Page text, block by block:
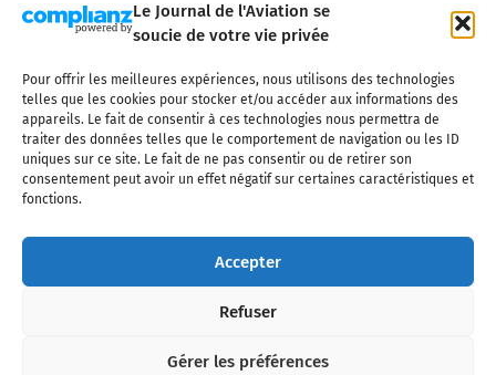
Le Journal de l'Aviation se
soucie de votre vie privée
Pour offrir les meilleures expériences, nous utilisons des technologies
telles que les cookies pour stocker et/ou accéder aux informations des
appareils. Le fait de consentir à ces technologies nous permettra de
traiter des données telles que le comportement de navigation ou les ID
uniques sur ce site. Le fait de ne pas consentir ou de retirer son
consentement peut avoir un effet négatif sur certaines caractéristiques et
fonctions.
Accepter
Refuser
Gérer les préférences
Qui sommes-nous ? Nous contacter
Partenaires
Mentions légales
CGV Politique de confidentialité Cookies
l'industrie aéronautique, l'aviation commerciale, l'aviation d'affaires, les
services MRO et après-vente, le financement et la location d'aéronefs
civils, l'aéronautique de défense et l'industrie spatiale. Toute reproduction,
interdite sans autorisation écrite spécifique du Journal de l’Aviation.